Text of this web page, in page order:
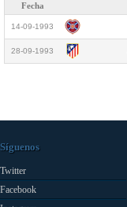
Fecha
14-09-1993
28-09-1993
Síguenos
Twitter
Facebook